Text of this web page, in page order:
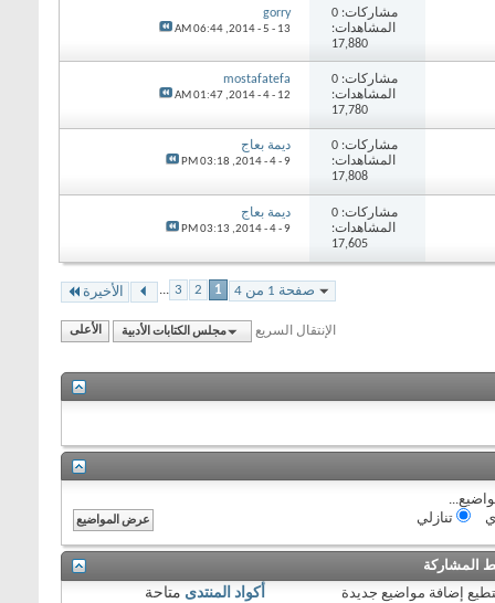
مشاركات: 0
المشاهدات:
17,880
gorry
13 - 5 - 2014,
06:44 AM
مشاركات: 0
المشاهدات:
17,780
mostafatefa
12 - 4 - 2014,
01:47 AM
مشاركات: 0
المشاهدات:
17,808
ديمة بعاج
9 - 4 - 2014,
03:18 PM
مشاركات: 0
المشاهدات:
17,605
ديمة بعاج
9 - 4 - 2014,
03:13 PM
صفحة 1 من 4 1
2
3
... الأخيرة
الإنتقال السريع مجلس الكتابات الأدبية الأعلى
تنازلي
المشاركة
إضافة مواضيع جديدة
أكواد المنتدى متاحة